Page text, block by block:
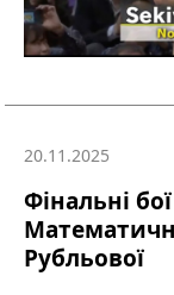
20.11.2025
Фінальні
Рубльової